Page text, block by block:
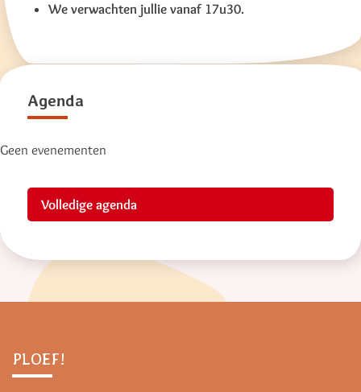
We verwachten jullie vanaf 17u30.
Agenda
Geen evenementen
Volledige agenda
PLOEF!